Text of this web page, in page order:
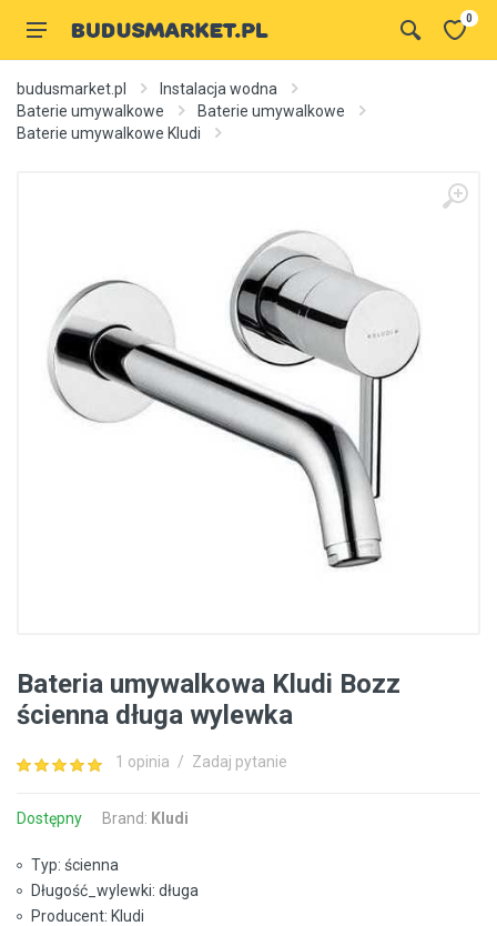
0
budusmarket.pl
Instalacja wodna
Baterie umywalkowe
Baterie umywalkowe
Baterie umywalkowe Kludi
Bateria umywalkowa Kludi Bozz
ścienna długa wylewka
1 opinia / Zadaj pytanie
Dostępny Brand: Kludi
Typ: ścienna
Długość_wylewki: długa
Producent: Kludi